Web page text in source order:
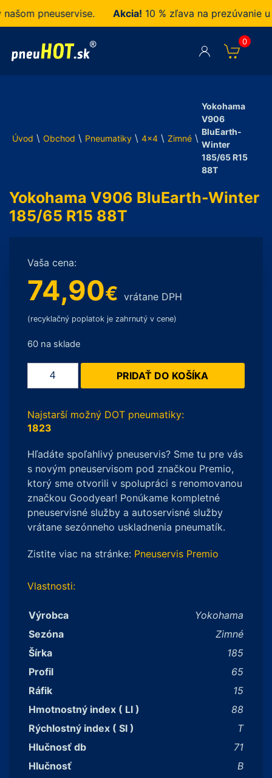
pneuservise. Akcia!10 % zľava na prezúvanie u
0
Úvod \ Obchod \ Pneumatiky \ 4x4 \ Zimné \
Yokohama
V906
BluEarth-
Winter
185/65 R15
88T
Yokohama V906 BluEarth-Winter
185/65 R15 88T
Vaša cena:
74,90€ vrátane DPH
(recyklačný poplatok je zahrnutý v cene)
60 na sklade
množstvo
BluEarth-
Winter
R15
88T
PRIDAŤ DO KOŠÍKA
Najstarší možný DOT pneumatiky:
1823
Hľadáte spoľahlivý pneuservis? Sme tu pre vás
s novým pneuservisom pod značkou Premio,
ktorý sme otvorili v spolupráci s renomovanou
značkou Goodyear! Ponúkame kompletné
pneuservisné služby a autoservisné služby
vrátane sezónneho uskladnenia pneumatík.
Zistite viac na stránke: Pneuservis Premio
Vlastnosti:
Výrobca
Yokohama
Sezóna
Zimné
Šírka
185
Profil
65
Ráfik
15
Hmotnostný index ( LI )
88
Rýchlostný index ( SI )
T
Hlučnosť db
71
Hlučnosť
B